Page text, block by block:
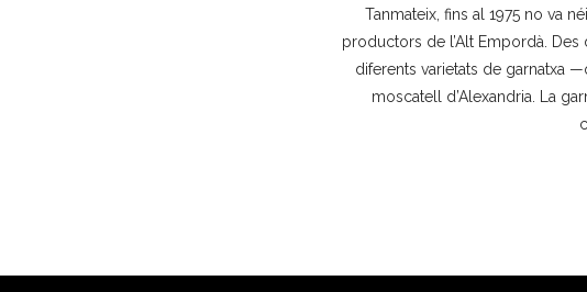
Tanmateix, fins al 1975 no va
productors de l’Alt Empordà.
diferents varietats de garnatxa
moscatell d’Alexandria. La